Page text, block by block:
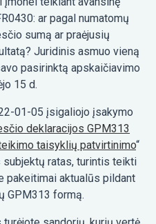
ar pagal numatomų
sumą ar praėjusių
Juridinis asmuo vieną
pasirinktą apskaičiavimo
15 d.
01-05 įsigaliojo įsakymo
deklaracijos GPM313
taisyklių patvirtinimo“
ratas, turintis teikti
pakeitimai aktualūs pildant
GPM313 formą.